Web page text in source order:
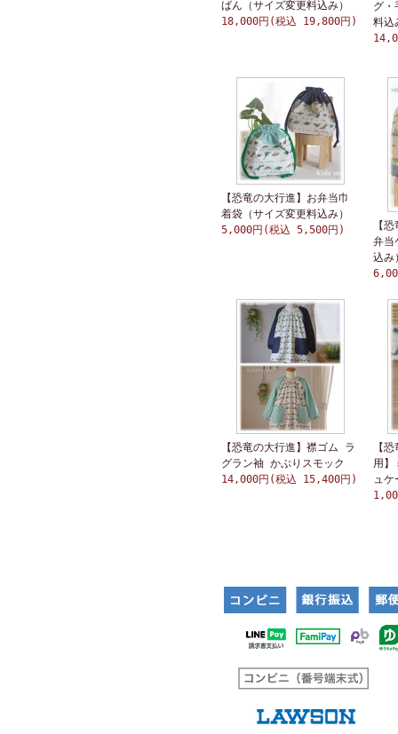
ばん（サイズ変更料込み）
18,000円(税込 19,800円)
グ・
料込
【恐竜の大行進】お弁当巾
着袋（サイズ変更料込み）
5,000円(税込 5,500円)
【
弁当
込み
【恐竜の大行進】襟ゴム ラ
グラン袖 かぶりスモック
14,000円(税込 15,400円)
【
用】
ュケ